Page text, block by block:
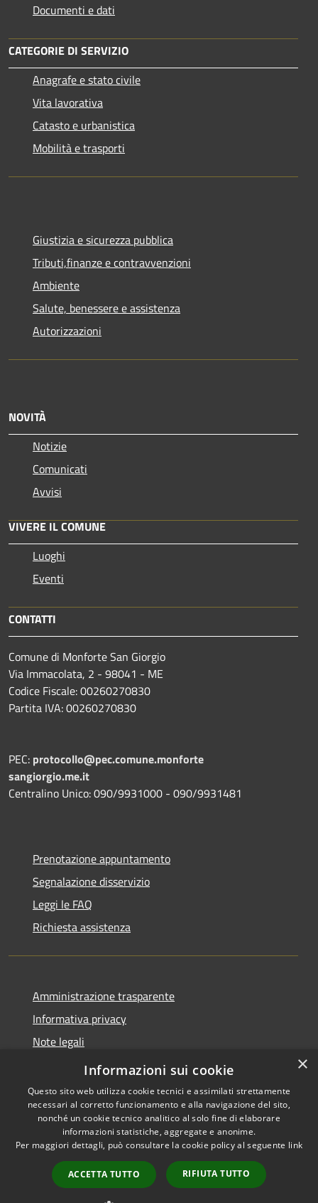
Documenti e dati
CATEGORIE DI SERVIZIO
Anagrafe e stato civile
Vita lavorativa
Catasto e urbanistica
Mobilità e trasporti
Giustizia e sicurezza pubblica
Tributi,finanze e contravvenzioni
Ambiente
Salute, benessere e assistenza
Autorizzazioni
NOVITÀ
Notizie
Comunicati
Avvisi
VIVERE IL COMUNE
Luoghi
Eventi
CONTATTI
Comune di Monforte San Giorgio
Via Immacolata, 2 - 98041 - ME
Codice Fiscale: 00260270830
Partita IVA: 00260270830
PEC: protocollo@pec.comune.monforte
sangiorgio.me.it
Centralino Unico: 090/9931000 - 090/9931481
Prenotazione appuntamento
Segnalazione disservizio
Leggi le FAQ
Richiesta assistenza
Amministrazione trasparente
Informativa privacy
Note legali
Dichiarazione di accessibilità
Accessibilità
Copyright © 2026 • Comune di
Monforte San Giorgio •
Powered byMunicipium
Accesso redazione
×
Informazioni sui cookie
Questo sito web utilizza cookie tecnici e assimilati strettamente
necessari al corretto funzionamento e alla navigazione del sito,
nonché un cookie tecnico analitico al solo fine di elaborare
informazioni statistiche, aggregate e anonime.
Per maggiori dettagli, può consultare la cookie policy al seguente link
ACCETTA TUTTO RIFIUTA TUTTO